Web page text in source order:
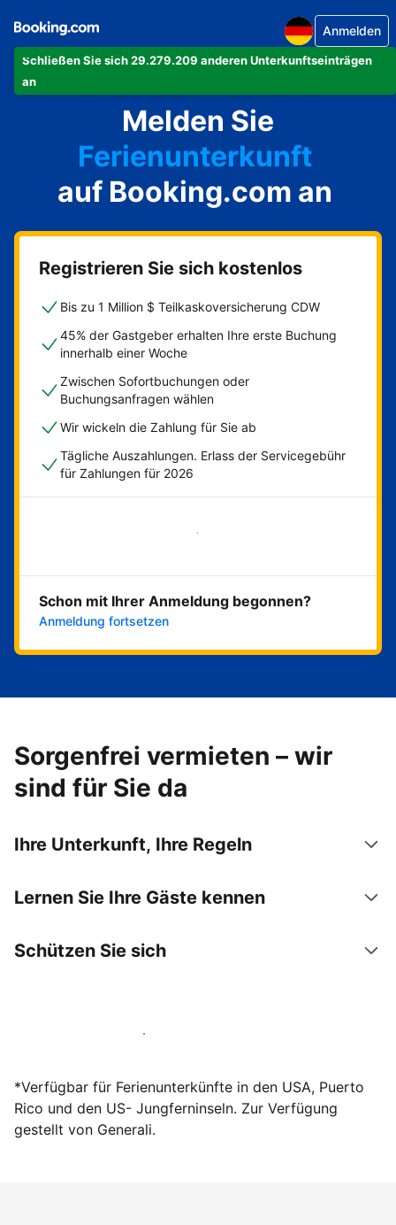
Schließen Sie sich 29.279.209 anderen Unterkunftseinträgen
an
Anmelden
Melden Sie
Ihre Ferienwohnung
Ihr Hotel
Ferienunterkunft
Ihre Pension
Ihr Bed & Breakfast
auf Booking.com an
Registrieren Sie sich kostenlos
Bis zu 1 Million $ Teilkaskoversicherung CDW
45% der Gastgeber erhalten Ihre erste Buchung
innerhalb einer Woche
Zwischen Sofortbuchungen oder
Buchungsanfragen wählen
Wir wickeln die Zahlung für Sie ab
Tägliche Auszahlungen. Erlass der Servicegebühr
für Zahlungen für 2026
Jetzt loslegen
Schon mit Ihrer Anmeldung begonnen?
Anmeldung fortsetzen
Sorgenfrei vermieten – wir
sind für Sie da
Ihre Unterkunft, Ihre Regeln
Lernen Sie Ihre Gäste kennen
Schützen Sie sich
Werden Sie noch heute Gastgeber
*Verfügbar für Ferienunterkünfte in den USA, Puerto
Rico und den US- Jungferninseln. Zur Verfügung
gestellt von Generali.